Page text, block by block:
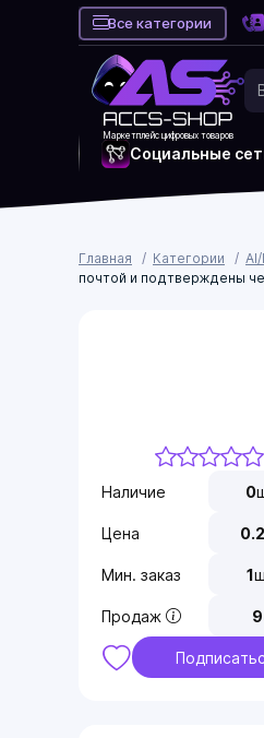
Все категории
Маркетплейс цифровых товаров
Социальные
Главная Категории
почтой и подтверждены
Наличие 0
Цена
Мин. заказ 1
Продаж